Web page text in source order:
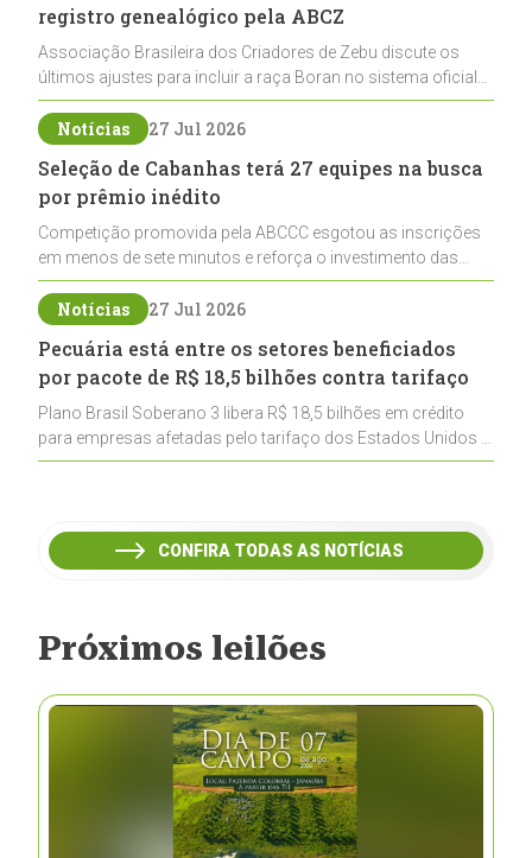
registro genealógico pela ABCZ
Associação Brasileira dos Criadores de Zebu discute os
últimos ajustes para incluir a raça Boran no sistema oficial
de registros, abrindo caminho para sua expansão na
pecuária nacional
Notícias 27 Jul 2026
Seleção de Cabanhas terá 27 equipes na busca
por prêmio inédito
Competição promovida pela ABCCC esgotou as inscrições
em menos de sete minutos e reforça o investimento das
cabanhas na seleção genética de Cavalos Crioulos voltados
ao laço
Notícias 27 Jul 2026
Pecuária está entre os setores beneficiados
por pacote de R$ 18,5 bilhões contra tarifaço
Plano Brasil Soberano 3 libera R$ 18,5 bilhões em crédito
para empresas afetadas pelo tarifaço dos Estados Unidos e
inclui a pecuária entre os setores estratégicos
CONFIRA TODAS AS NOTÍCIAS
Próximos leilões